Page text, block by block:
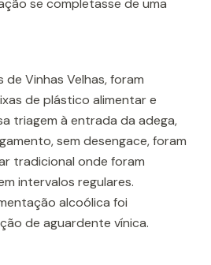
se completasse de uma
Vinhas Velhas, foram
de plástico alimentar e
triagem à entrada da adega,
sem desengace, foram
tradicional onde foram
intervalos regulares.
alcoólica foi
de aguardente vínica.